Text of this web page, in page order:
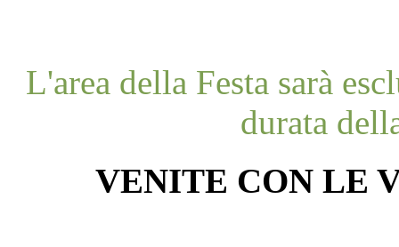
L'area della Festa sarà
durata
VENITE CON LE